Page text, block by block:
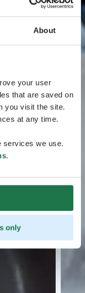
About
your user
that are saved on
you visit the site.
at any time.
services we use.
.
only